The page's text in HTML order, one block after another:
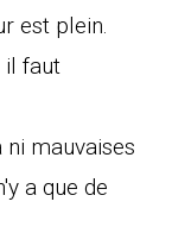
est plein.
il faut
ni mauvaises
a que de